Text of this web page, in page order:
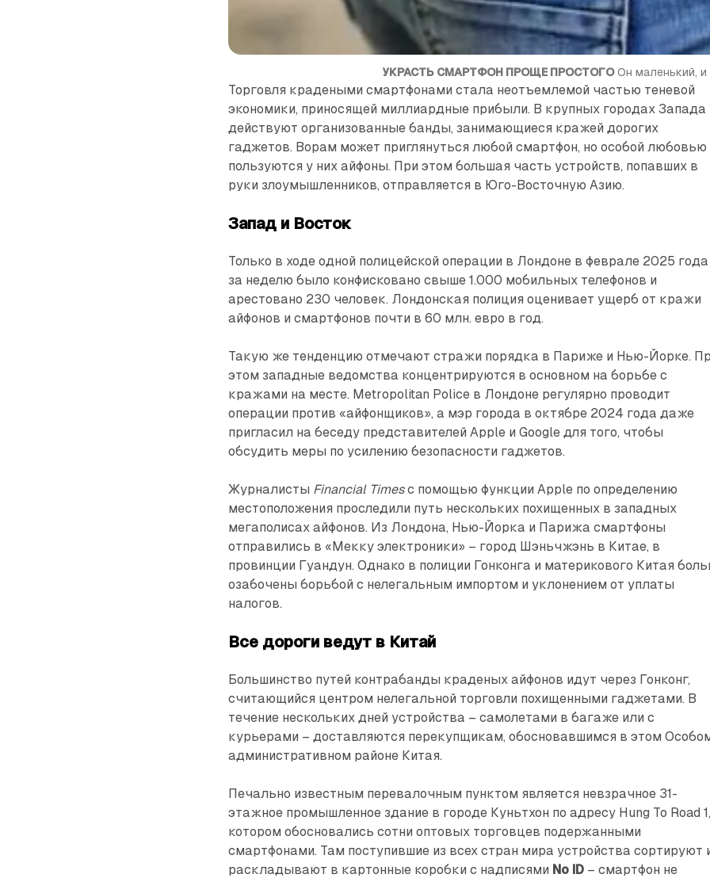
УКРАСТЬ СМАРТФОН ПРОЩЕ ПРОСТОГО Он маленький, и
Торговля крадеными смартфонами стала неотъемлемой частью теневой
экономики, приносящей миллиардные прибыли. В крупных городах Запада
действуют организованные банды, занимающиеся кражей дорогих
гаджетов. Ворам может приглянуться любой смартфон, но особой любовью
пользуются у них айфоны. При этом большая часть устройств, попавших в
руки злоумышленников, отправляется в Юго-Восточную Азию.
Запад и Восток
Только в ходе одной полицейской операции в Лондоне в феврале 2025 года
за неделю было конфисковано свыше 1.000 мобильных телефонов и
арестовано 230 человек. Лондонская полиция оценивает ущерб от кражи
айфонов и смартфонов почти в 60 млн. евро в год.
Такую же тенденцию отмечают стражи порядка в Париже и Нью-Йорке.
этом западные ведомства концентрируются в основном на борьбе с
кражами на месте. Metropolitan Police в Лондоне регулярно проводит
операции против «айфонщиков», а мэр города в октябре 2024 года даже
пригласил на беседу представителей Apple и Google для того, чтобы
обсудить меры по усилению безопасности гаджетов.
Журналисты Financial Timesс помощью функции Apple по определению
местоположения проследили путь нескольких похищенных в западных
мегаполисах айфонов. Из Лондона, Нью-Йорка и Парижа смартфоны
отправились в «Мекку электроники» – город Шэньчжэнь в Китае, в
провинции Гуандун. Однако в полиции Гонконга и материкового Китая
озабочены борьбой с нелегальным импортом и уклонением от уплаты
налогов.
Все дороги ведут в Китай
Большинство путей контрабанды краденых айфонов идут через Гонконг,
считающийся центром нелегальной торговли похищенными гаджетами. В
течение нескольких дней устройства – самолетами в багаже или с
курьерами – доставляются перекупщикам, обосновавшимся в этом
административном районе Китая.
Печально известным перевалочным пунктом является невзрачное 31-
этажное промышленное здание в городе Куньтхон по адресу Hung To Road
котором обосновались сотни оптовых торговцев подержанными
смартфонами. Там поступившие из всех стран мира устройства сортируют
раскладывают в картонные коробки с надписями No ID – смартфон не